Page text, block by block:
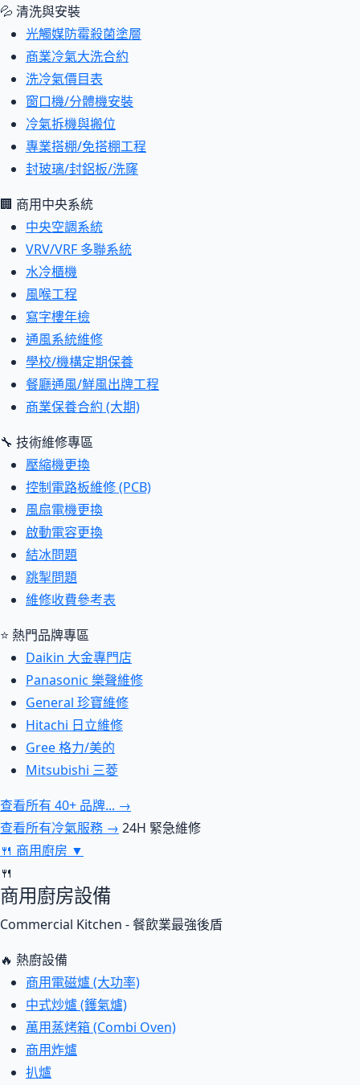
💦 清洗與安裝
光觸媒防霉殺菌塗層
商業冷氣大洗合約
洗冷氣價目表
窗口機/分體機安裝
冷氣拆機與搬位
專業搭棚/免搭棚工程
封玻璃/封鋁板/洗窿
🏢 商用中央系統
中央空調系統
VRV/VRF 多聯系統
水冷櫃機
風喉工程
寫字樓年檢
通風系統維修
學校/機構定期保養
餐廳通風/鮮風出牌工程
商業保養合約 (大期)
🔧 技術維修專區
壓縮機更換
控制電路板維修 (PCB)
風扇電機更換
啟動電容更換
結冰問題
跳掣問題
維修收費參考表
⭐ 熱門品牌專區
Daikin 大金專門店
Panasonic 樂聲維修
General 珍寶維修
Hitachi 日立維修
Gree 格力/美的
Mitsubishi 三菱
查看所有 40+ 品牌... →
查看所有冷氣服務 → 24H 緊急維修
🍴 商用廚房 ▼
🍴
商用廚房設備
Commercial Kitchen - 餐飲業最強後盾
🔥 熱廚設備
商用電磁爐 (大功率)
中式炒爐 (鑊氣爐)
萬用蒸烤箱 (Combi Oven)
商用炸爐
扒爐